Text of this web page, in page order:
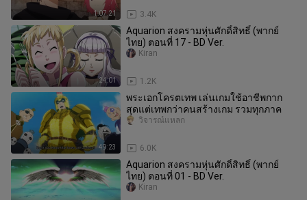
1:07:21 3.4K
24:01
Aquarion สงครามหุ่นศักดิ์สิทธิ์ (พากย์
ไทย) ตอนที่ 17 - BD Ver.
1.2K
Kiran
49:23
พระเอกโครตเทพ เล่นเกมใช้อาชีพกาก
สุดแต่เทพกว่าคนสร้างเกม รวมทุกภาค
6.0K
วิจารณ์แหลก
Aquarion สงครามหุ่นศักดิ์สิทธิ์ (พากย์
ไทย) ตอนที่ 01 - BD Ver.
Kiran